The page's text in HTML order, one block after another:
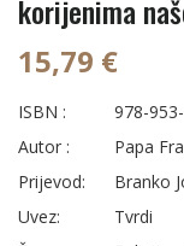
korijenima
15,79 €
ISBN :
978-
Autor :
Papa
Prijevod:
Branko
Uvez:
Tvrdi